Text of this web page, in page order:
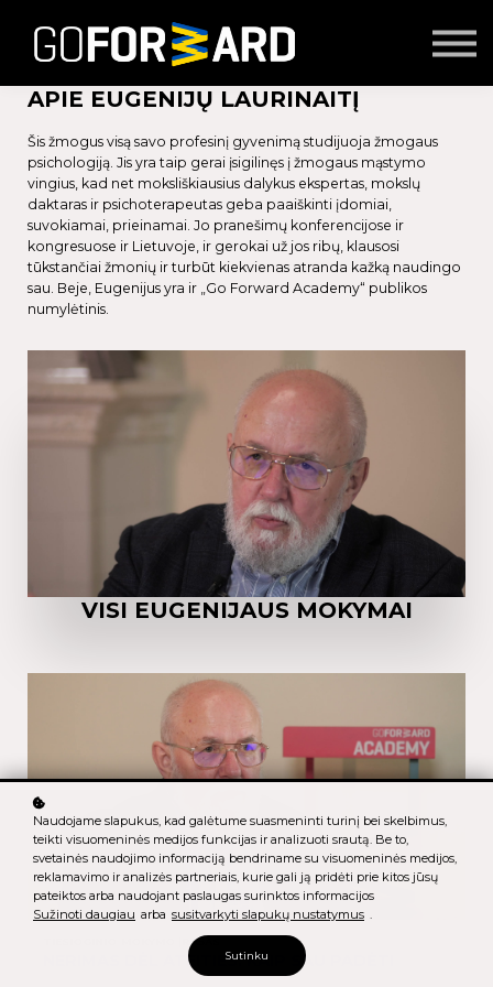
Seminarai
Partnerių turinys
Prisijungti
APIE EUGENIJŲ LAURINAITĮ
Šis žmogus visą savo profesinį gyvenimą studijuoja žmogaus
psichologiją. Jis yra taip gerai įsigilinęs į žmogaus mąstymo
vingius, kad net moksliškiausius dalykus ekspertas, mokslų
daktaras ir psichoterapeutas geba paaiškinti įdomiai,
suvokiamai, prieinamai. Jo pranešimų konferencijose ir
kongresuose ir Lietuvoje, ir gerokai už jos ribų, klausosi
tūkstančiai žmonių ir turbūt kiekvienas atranda kažką naudingo
sau. Beje, Eugenijus yra ir „Go Forward Academy“ publikos
numylėtinis.
VISI EUGENIJAUS MOKYMAI
TIESIOGINIO MOKYMO ĮRAŠAS
NERIMAS DĖL ATEITIES: KAIP SAU PADĖTI
Naudojame slapukus, kad galėtume suasmeninti turinį bei skelbimus,
teikti visuomeninės medijos funkcijas ir analizuoti srautą. Be to,
svetainės naudojimo informaciją bendriname su visuomeninės medijos,
reklamavimo ir analizės partneriais, kurie gali ją pridėti prie kitos jūsų
pateiktos arba naudojant paslaugas surinktos informacijos
Sužinoti daugiau arba susitvarkyti slapukų nustatymus .
Sutinku